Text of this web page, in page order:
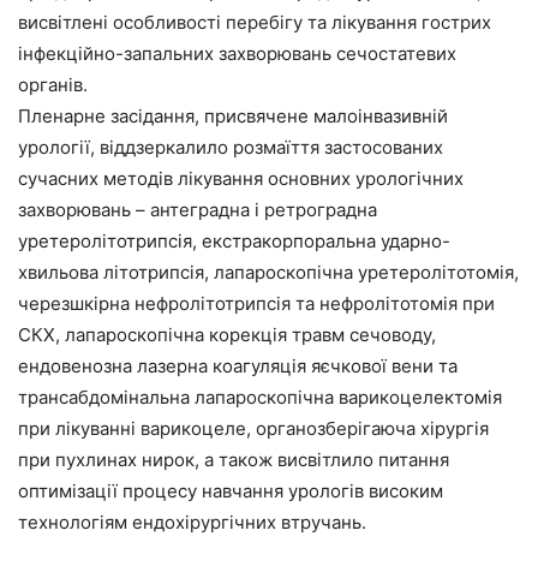
висвітлені особливості перебігу та лікування гострих
інфекційно-запальних захворювань сечостатевих
органів.
Пленарне засідання, присвячене малоінвазивній
урології, віддзеркалило розмаїття застосованих
сучасних методів лікування основних урологічних
захворювань – антеградна і ретроградна
уретеролітотрипсія, екстракорпоральна ударно-
хвильова літотрипсія, лапароскопічна уретеролітотомія,
черезшкірна нефролітотрипсія та нефролітотомія при
СКХ, лапароскопічна корекція травм сечоводу,
ендовенозна лазерна коагуляція яєчкової вени та
трансабдомінальна лапароскопічна варикоцелектомія
при лікуванні варикоцеле, органозберігаюча хірургія
при пухлинах нирок, а також висвітлило питання
оптимізації процесу навчання урологів високим
технологіям ендохірургічних втручань.